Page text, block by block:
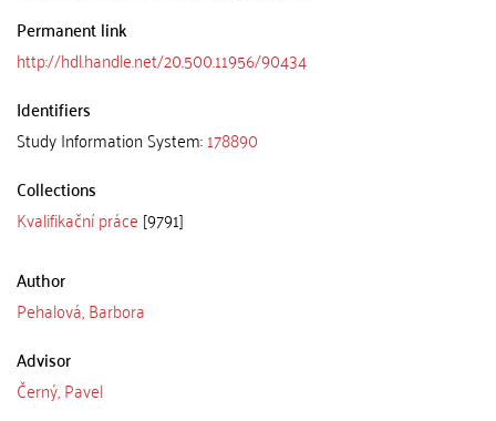
Permanent link
http://hdl.handle.net/20.500.11956/90434
Identifiers
Study Information System:178890
Collections
Kvalifikační práce [9791]
Author
Pehalová, Barbora
Advisor
Černý, Pavel